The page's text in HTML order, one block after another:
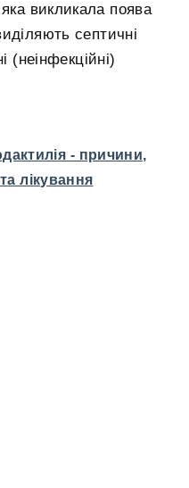
викликала поява
септичні
(неінфекційні)
- причини,
лікування